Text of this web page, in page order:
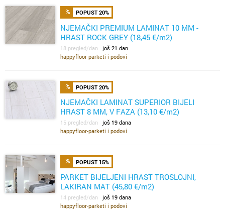
POPUST 20%
NJEMAČKI PREMIUM LAMINAT 10 MM -
HRAST ROCK GREY (18,45 €/m2)
18 pregled/dan još 21 dan
happyfloor-parketi i podovi
POPUST 20%
NJEMAČKI LAMINAT SUPERIOR BIJELI
HRAST 8 MM, V FAZA (13,10 €/m2)
15 pregled/dan još 19 dana
happyfloor-parketi i podovi
POPUST 15%
PARKET BIJELJENI HRAST TROSLOJNI,
LAKIRAN MAT (45,80 €/m2)
14 pregled/dan još 19 dana
happyfloor-parketi i podovi